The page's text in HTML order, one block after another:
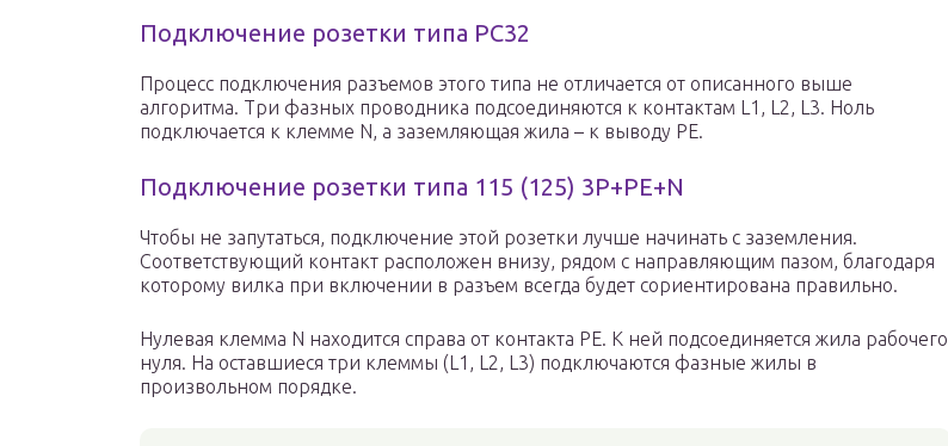
Подключение розетки типа PC32
Процесс подключения разъемов этого типа не отличается от описанного выше
алгоритма. Три фазных проводника подсоединяются к контактам L1, L2, L3. Ноль
подключается к клемме N, а заземляющая жила – к выводу PE.
Подключение розетки типа 115 (125) 3P+PE+N
Чтобы не запутаться, подключение этой розетки лучше начинать с заземления.
Соответствующий контакт расположен внизу, рядом с направляющим пазом, благодаря
которому вилка при включении в разъем всегда будет сориентирована правильно.
Нулевая клемма N находится справа от контакта PE. К ней подсоединяется жила рабочего
нуля. На оставшиеся три клеммы (L1, L2, L3) подключаются фазные жилы в
произвольном порядке.